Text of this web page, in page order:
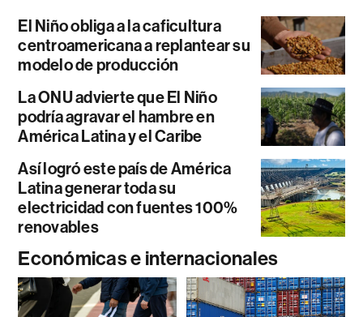
El Niño obliga a la caficultura
centroamericana a replantear su
modelo de producción
La ONU advierte que El Niño
podría agravar el hambre en
América Latina y el Caribe
Así logró este país de América
Latina generar toda su
electricidad con fuentes 100%
renovables
Económicas e internacionales